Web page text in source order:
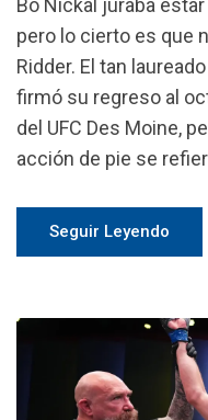
Bo Nickal juraba
pero lo cierto es que
Ridder. El tan
firmó su regreso al
del UFC Des Moine,
acción de pie se
Seguir Leyendo